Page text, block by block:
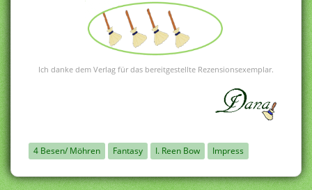
Ich danke dem Verlag für das bereitgestellte Rezensionsexemplar.
4 Besen/ Möhren Fantasy I. Reen Bow Impress